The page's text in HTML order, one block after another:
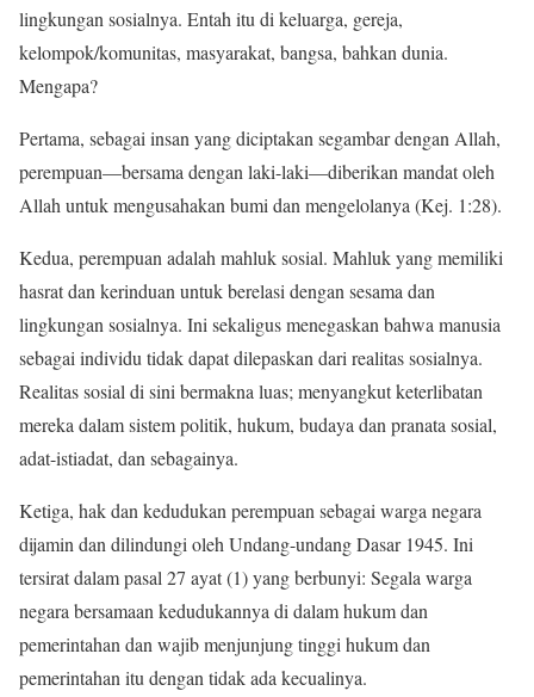
lingkungan sosialnya. Entah itu di keluarga, gereja,
kelompok/komunitas, masyarakat, bangsa, bahkan dunia.
Mengapa?
Pertama, sebagai insan yang diciptakan segambar dengan Allah,
perempuan—bersama dengan laki-laki—diberikan mandat oleh
Allah untuk mengusahakan bumi dan mengelolanya (Kej. 1:28).
Kedua, perempuan adalah mahluk sosial. Mahluk yang memiliki
hasrat dan kerinduan untuk berelasi dengan sesama dan
lingkungan sosialnya. Ini sekaligus menegaskan bahwa manusia
sebagai individu tidak dapat dilepaskan dari realitas sosialnya.
Realitas sosial di sini bermakna luas; menyangkut keterlibatan
mereka dalam sistem politik, hukum, budaya dan pranata sosial,
adat-istiadat, dan sebagainya.
Ketiga, hak dan kedudukan perempuan sebagai warga negara
dijamin dan dilindungi oleh Undang-undang Dasar 1945. Ini
tersirat dalam pasal 27 ayat (1) yang berbunyi: Segala warga
negara bersamaan kedudukannya di dalam hukum dan
pemerintahan dan wajib menjunjung tinggi hukum dan
pemerintahan itu dengan tidak ada kecualinya.